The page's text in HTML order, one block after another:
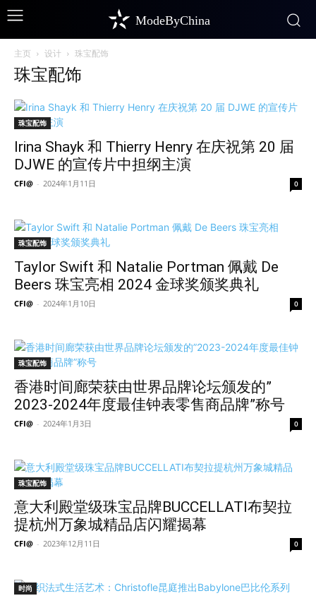
ModeByChina
主页 设计 珠宝配饰
珠宝配饰
珠宝配饰
Irina Shayk 和 Thierry Henry 在庆祝第 20 届
DJWE 的宣传片中担纲主演
CFI@ - 2024年1月11日 0
珠宝配饰
Taylor Swift 和 Natalie Portman 佩戴 De
Beers 珠宝亮相 2024 金球奖颁奖典礼
CFI@ - 2024年1月10日 0
珠宝配饰
香港时间廊荣获由世界品牌论坛颁发的”
2023-2024年度最佳钟表零售商品牌”称号
CFI@ - 2024年1月3日 0
珠宝配饰
意大利殿堂级珠宝品牌BUCCELLATI布契拉
提杭州万象城精品店闪耀揭幕
CFI@ - 2023年12月11日 0
时尚